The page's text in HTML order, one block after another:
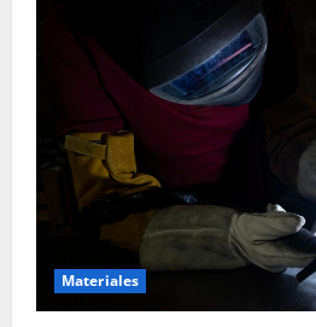
Materiales